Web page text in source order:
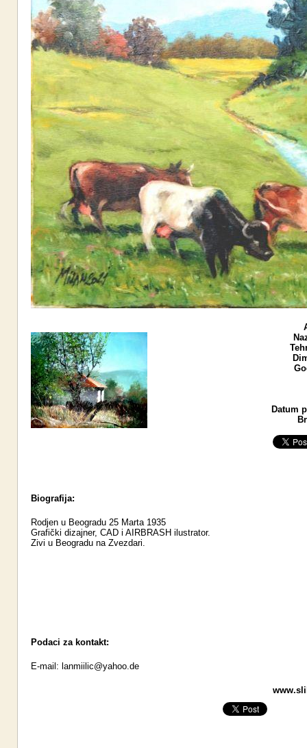
Datum
Biografija:
Rodjen u Beogradu 25 Marta 1935
Grafički dizajner, CAD i AIRBRASH ilustrator.
Zivi u Beogradu na Zvezdari.
Podaci za kontakt:
E-mail: lanmiilic@yahoo.de